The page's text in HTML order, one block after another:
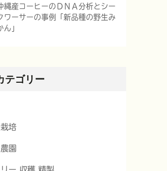
縄産コーヒーのＤＮＡ分析とシー
ワーサーの事例「新品種の野生み
ん」
テゴリー
培
園